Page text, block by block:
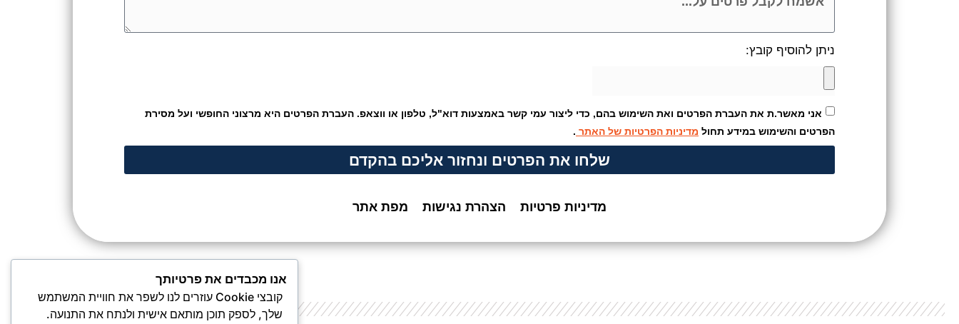
ניתן להוסיף קובץ:
אני מאשר.ת את העברת הפרטים ואת השימוש בהם, כדי ליצור עמי קשר באמצעות דוא"ל, טלפון או ווצאפ. העברת הפרטים היא מרצוני החופשי ועל מסירת
הפרטים והשימוש במידע תחול מדיניות הפרטיות של האתר .
שלחו את הפרטים ונחזור אליכם בהקדם
מדיניות פרטיות הצהרת נגישות מפת אתר
אנו מכבדים את פרטיותך
קובצי Cookie עוזרים לנו לשפר את חוויית המשתמש
שלך, לספק תוכן מותאם אישית ולנתח את התנועה.